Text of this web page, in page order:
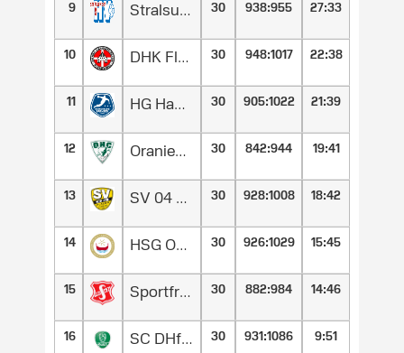
9 Stralsunder HV 30 938:955 27:33
10 DHK Flensborg 30 948:1017 22:38
11 HG Hamburg-Barmbek 30 905:1022 21:39
12 Oranienburger HC 30 842:944 19:41
13 SV 04 Plauen-Oberlosa 30 928:1008 18:42
14 HSG Ostsee N/G 30 926:1029 15:45
15 Sportfreunde Söhre von 1947 30 882:984 14:46
16 SC DHfK Leipzig II 30 931:1086 9:51